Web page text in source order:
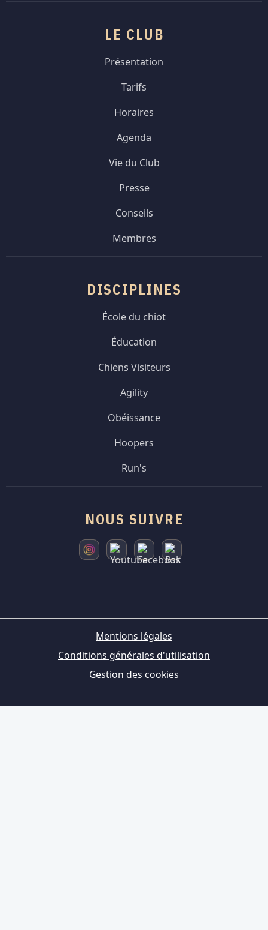
LE CLUB
Présentation
Tarifs
Horaires
Agenda
Vie du Club
Presse
Conseils
Membres
DISCIPLINES
École du chiot
Éducation
Chiens Visiteurs
Agility
Obéissance
Hoopers
Run's
NOUS SUIVRE
Mentions légales
Conditions générales d'utilisation
Gestion des cookies